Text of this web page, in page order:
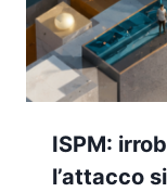
ISPM:
l’attacco